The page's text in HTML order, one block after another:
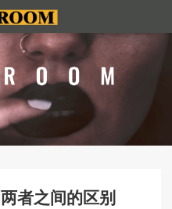
者之间的区别